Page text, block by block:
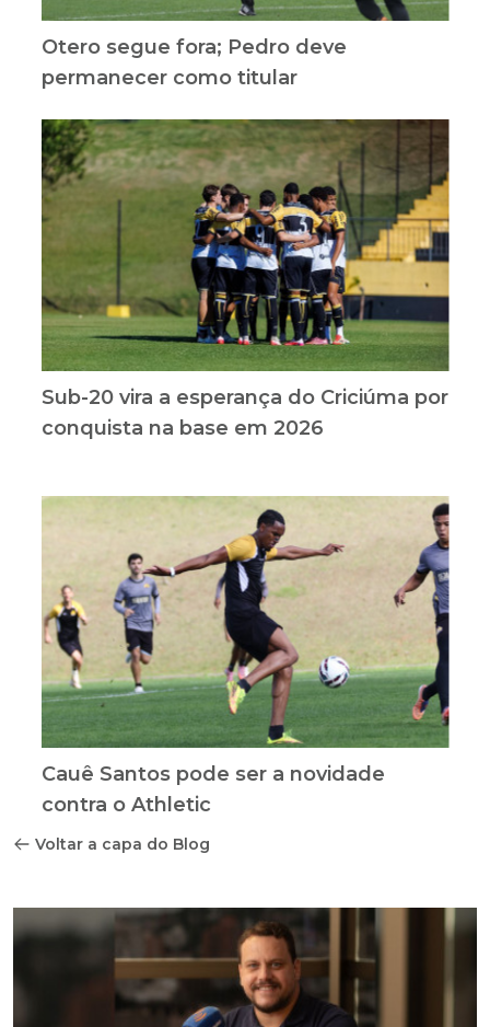
Otero segue fora; Pedro deve
permanecer como titular
Sub-20 vira a esperança do Criciúma por
conquista na base em 2026
Cauê Santos pode ser a novidade
contra o Athletic
Voltar a capa do Blog